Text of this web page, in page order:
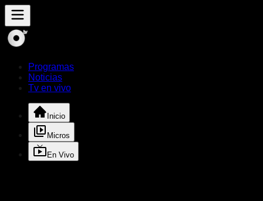
Programas
Noticias
Tv en vivo
Inicio
Micros
En Vivo